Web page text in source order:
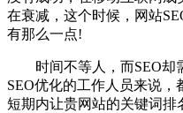
在衰减，这个时候，网站
有那么一点!
时间不等人，而SEO却
SEO优化的工作人员来说，
短期内让贵网站的关键词